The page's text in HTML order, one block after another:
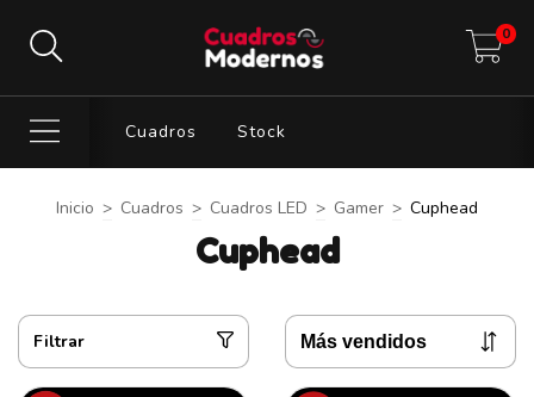
0
Cuadros Stock
Inicio > Cuadros > Cuadros LED > Gamer > Cuphead
Cuphead
Filtrar